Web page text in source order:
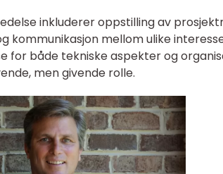
inkluderer oppstilling av
kommunikasjon mellom ulike
for både tekniske aspekter og
men givende rolle.